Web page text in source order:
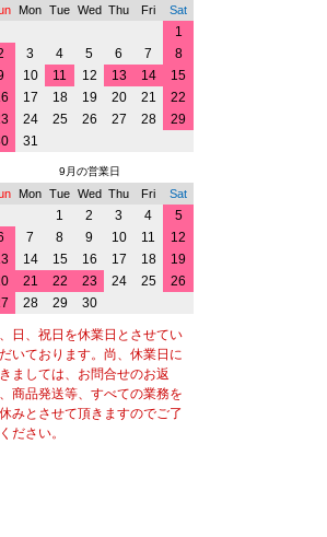
Mon Tue Wed Thu Fri Sat
1
3 4 5 6 7
8
10 11 12 13 14
15
17 18 19 20 21
22
24 25 26 27 28
29
31
9月の営業日
Mon Tue Wed Thu Fri Sat
1 2 3 4
5
7 8 9 10 11
12
14 15 16 17 18
19
21 22 23 24 25
26
28 29 30
日、祝日を休業日とさせてい
いております。尚、休業日に
ましては、お問合せのお返
商品発送等、すべての業務を
みとさせて頂きますのでご了
ださい。